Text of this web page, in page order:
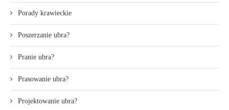
Porady krawieckie
Poszerzanie ubra?
Pranie ubra?
Prasowanie ubra?
Projektowanie ubra?